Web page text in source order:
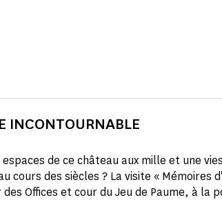
INCONTOURNABLE
de ce château aux mille et une
cours des siècles ? La visite « Mémoires
Offices et cour du Jeu de Paume, à la